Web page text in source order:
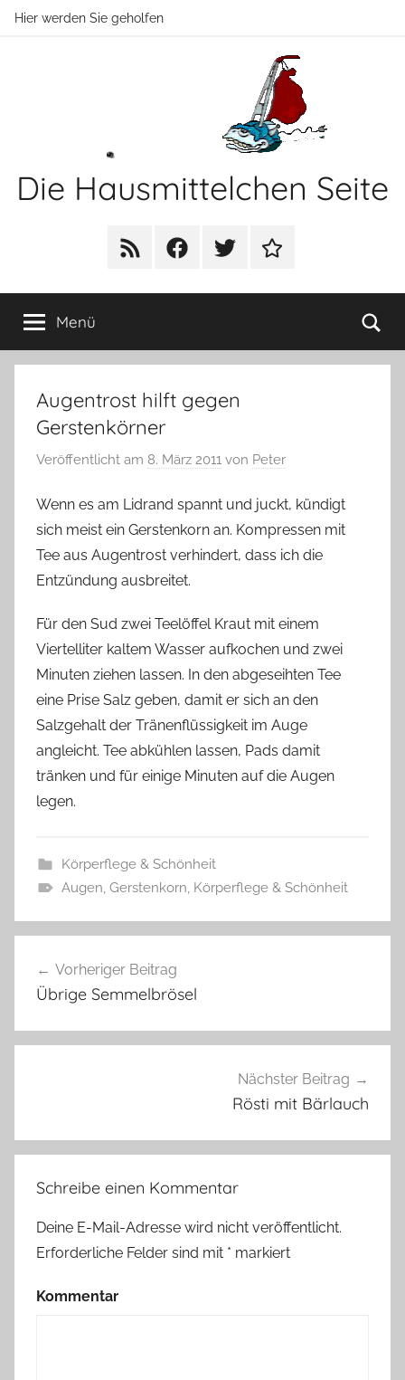
ZumHier werden Sie geholfen
Die Hausmittelchen Seite
RSS FacebookTwitter Newsletter
Menü
Augentrost hilft gegen
Gerstenkörner
Veröffentlicht am 8. März 2011 von Peter
Wenn es am Lidrand spannt und juckt, kündigt
sich meist ein Gerstenkorn an. Kompressen mit
Tee aus Augentrost verhindert, dass ich die
Entzündung ausbreitet.
Für den Sud zwei Teelöffel Kraut mit einem
Viertelliter kaltem Wasser aufkochen und zwei
Minuten ziehen lassen. In den abgeseihten Tee
eine Prise Salz geben, damit er sich an den
Salzgehalt der Tränenflüssigkeit im Auge
angleicht. Tee abkühlen lassen, Pads damit
tränken und für einige Minuten auf die Augen
legen.
Körperflege & Schönheit
Augen, Gerstenkorn, Körperflege & Schönheit
Vorheriger Beitrag
Übrige Semmelbrösel
Nächster Beitrag
Rösti mit Bärlauch
Schreibe einen Kommentar
Deine E-Mail-Adresse wird nicht veröffentlicht.
Erforderliche Felder sind mit * markiert
Kommentar